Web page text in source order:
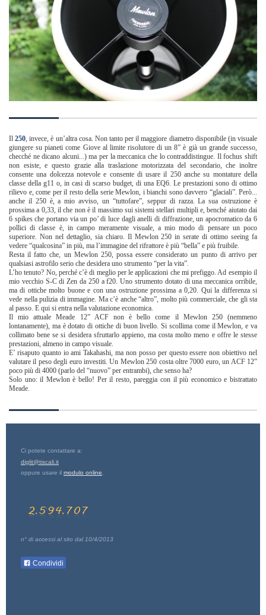
Il 250, invece, è un’altra cosa. Non tanto per il maggiore diametro disponibile (in visuale
giungere su pianeti come Giove al limite risolutore di un 8” è già un grande successo,
checché ne dicano alcuni...) ma per la meccanica che lo contraddistingue. Il fochus shift
non esiste, e questo grazie alla traslazione motorizzata del secondario, che inoltre
consente una dolcezza notevole e consente di usare il 250 anche su montature della
classe della g11 o, in casi di scarso budget, di una EQ6. Le prestazioni sono di ottimo
rilievo e, come per il resto della serie Mewlon, i bianchi sono davvero “glaciali”. Però...
anche il 250 è, a mio avviso, un “tuttofare”, seppur di razza. La sua ostruzione è
prossima a 0,33, il che non è il massimo sui sistemi stellari multipli e, benché aiutato dai
6 spikes che portano via un po’ di luce dagli anelli di diffrazione, un apocromatico da 6
pollici di classe è, in campo meramente visuale, a mio modo di pensare un poco
superiore. Non nel dettaglio, sia chiaro. Il Mewlon 250 in serate di ottimo seeing fa
vedere “qualcosina” in più, ma l’immagine del rifrattore è più “bella” e più fruibile.
Resta il fatto che, un Mewlon 250, possa essere considerato un punto di arrivo per
qualsiasi astrofilo serio che desidera uno strumento “per la vita”.
L’ho tenuto? No, perché c’è di meglio per le applicazioni che mi prefiggo. Ad esempio il
mio vecchio S-C di Zen da 250 a f20. Uno strumento dotato di una meccanica orribile,
ma di ottiche molto buone e con una ostruzione prossima a 0,20. Qui la differenza si
vede nella pulizia di immagine. Ma c’è anche “altro”, molto più commerciale, che gli sta
al passo. E qui si entra nella valutazione economica.
Il mio attuale Meade 12” ACF non è bello come il Mewlon 250 (nemmeno
lontanamente), ma è dotato di ottiche di buon livello. Si scollima come il Mewlon, e va
collimato bene se si desidera sfruttarlo appieno, ma costa molto meno e offre le stesse
prestazioni, almeno in campo visuale.
E’ risaputo quanto io ami Takahashi, ma non posso per questo essere non obiettivo nel
valutare il peso degli euro investiti. Un Mewlon 250 costa oltre 7000 euro, un ACF 12”
poco più di 4000 (parlo del “nuovo” per entrambi), che senso ha?
Solo uno: il Mewlon è bello! Per il resto, pareggia con il più economico e bistrattato
Meade.
Ci potete contattare a:
diglit@tiscali.it
oppure usare il modulo online
n° di accessi al sito dal 10/4/2013
Condividi